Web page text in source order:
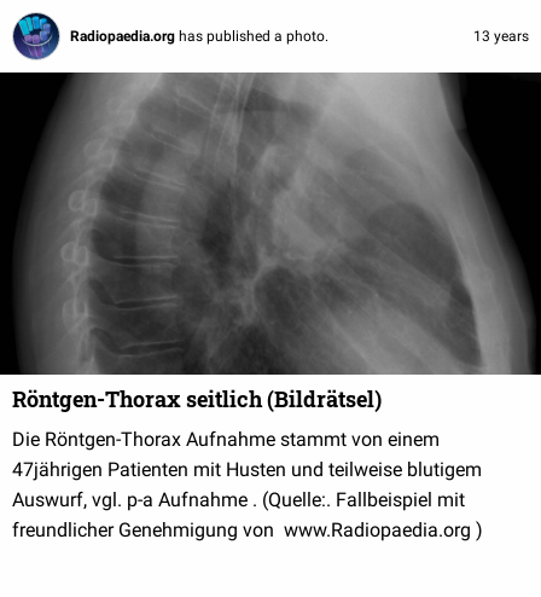
Radiopaedia.org has published a photo. 13 years
Röntgen-Thorax seitlich (Bildrätsel)
Die Röntgen-Thorax Aufnahme stammt von einem
47jährigen Patienten mit Husten und teilweise blutigem
Auswurf, vgl. p-a Aufnahme . (Quelle:. Fallbeispiel mit
freundlicher Genehmigung von www.Radiopaedia.org )